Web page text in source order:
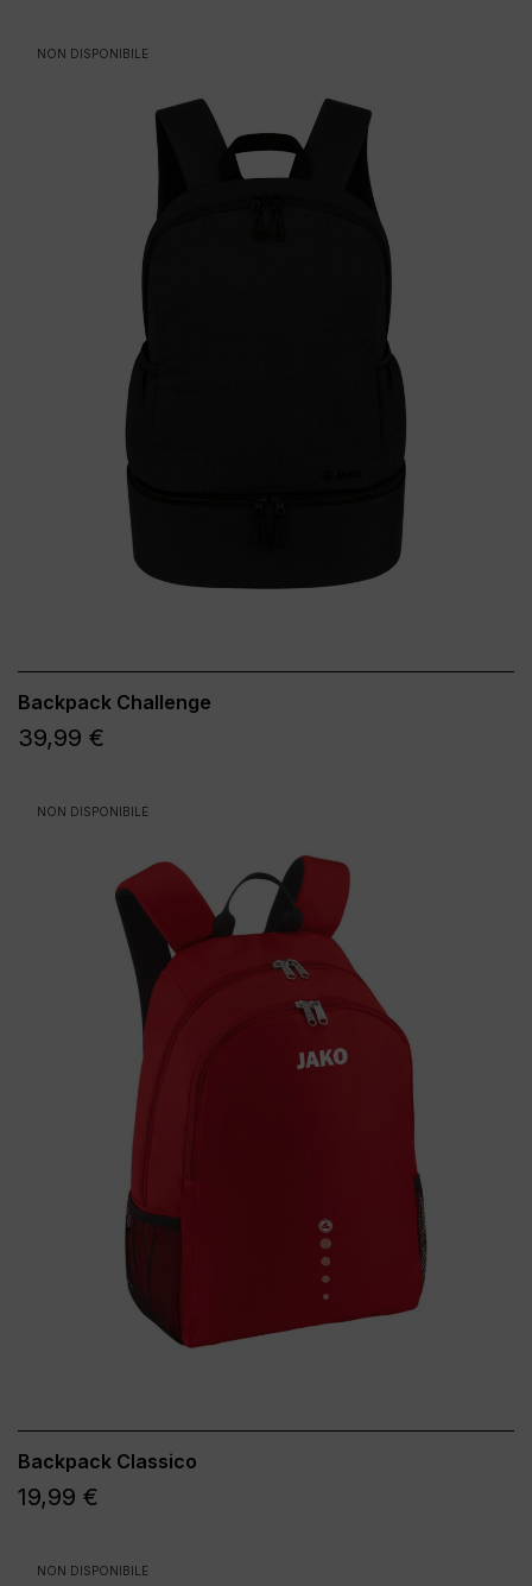
NON DISPONIBILE
Backpack Challenge
39,99 €
NON DISPONIBILE
Backpack Classico
19,99 €
NON DISPONIBILE